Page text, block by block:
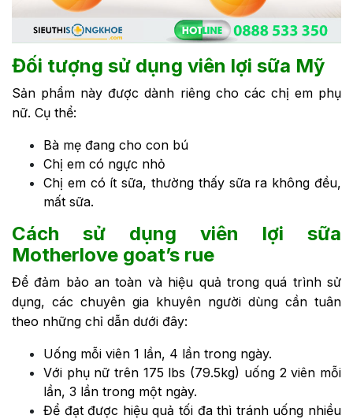
Đối tượng sử dụng viên lợi sữa Mỹ
Sản phẩm này được dành riêng cho các chị em phụ
nữ. Cụ thể:
Bà mẹ đang cho con bú
Chị em có ngực nhỏ
Chị em có ít sữa, thường thấy sữa ra không đều,
mất sữa.
Cách sử dụng viên lợi sữa
Motherlove goat’s rue
Để đảm bảo an toàn và hiệu quả trong quá trình sử
dụng, các chuyên gia khuyên người dùng cần tuân
theo những chỉ dẫn dưới đây:
Uống mỗi viên 1 lần, 4 lần trong ngày.
Với phụ nữ trên 175 lbs (79.5kg) uống 2 viên mỗi
lần, 3 lần trong một ngày.
Để đạt được hiệu quả tối đa thì tránh uống nhiều